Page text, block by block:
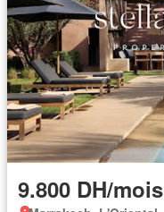
9.800 DH/mois